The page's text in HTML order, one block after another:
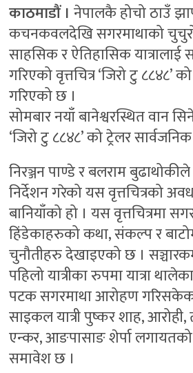
काठमाडौं । नेपालकै होचो ठाउँ
कचनकवलदेखि सगरमाथाको
साहसिक र ऐतिहासिक यात्रालाई
गरिएको वृत्तचित्र ‘जिरो टु ८८४८’
गरिएको छ ।
सोमबार नयाँ बानेश्वरस्थित वान
‘जिरो टु ८८४८’ को ट्रेलर
निरञ्जन पाण्डे र बलराम
निर्देशन गरेको यस वृत्तचित्रको
बानियाँको हो । यस वृत्तचित्रमा
हिंडेकाहरुको कथा, संकल्प र
चुनौतीहरु देखाइएको छ ।
पहिलो यात्रीका रुपमा यात्रा
पटक सगरमाथा आरोहण गरिसकेका
साइकल यात्री पुष्कर शाह,
एन्कर, आङपासाङ शेर्पा लगायतको
समावेश छ ।